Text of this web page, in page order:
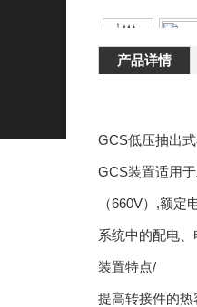
产品详情
GCS低压抽出
GCS装置适用
（660V）,额
系统中的配电、
装置特点/
提高转接件的